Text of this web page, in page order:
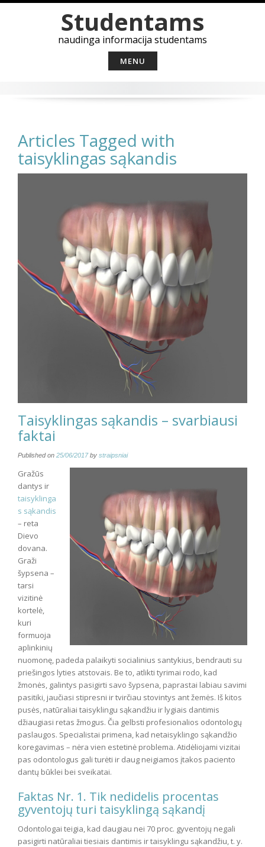
Studentams
naudinga informacija studentams
MENU
Articles Tagged with
taisyklingas sąkandis
Taisyklingas sąkandis – svarbiausi
faktai
Published on 25/06/2017by straipsniai
Gražūs
dantys ir
taisyklinga
s sąkandis
– reta
Dievo
dovana.
Graži
šypsena –
tarsi
vizitinė
kortelė,
kuri
formuoja
aplinkinių
nuomonę, padeda palaikyti socialinius santykius, bendrauti su
priešingos lyties atstovais. Be to, atlikti tyrimai rodo, kad
žmonės, galintys pasigirti savo šypsena, paprastai labiau savimi
pasitiki, jaučiasi stipresni ir tvirčiau stovintys ant žemės. Iš kitos
pusės, natūraliai taisyklingu sąkandžiu ir lygiais dantimis
džiaugiasi retas žmogus. Čia gelbsti profesionalios odontologų
paslaugos. Specialistai primena, kad netaisyklingo sąkandžio
koregavimas – nėra vien estetinė problema. Atidėliojami vizitai
pas odontologus gali turėti ir daug neigiamos įtakos paciento
dantų būklei bei sveikatai.
Faktas Nr. 1. Tik nedidelis procentas
gyventojų turi taisyklingą sąkandį
Odontologai teigia, kad daugiau nei 70 proc. gyventojų negali
pasigirti natūraliai tiesiais dantimis ir taisyklingu sąkandžiu, t. y.